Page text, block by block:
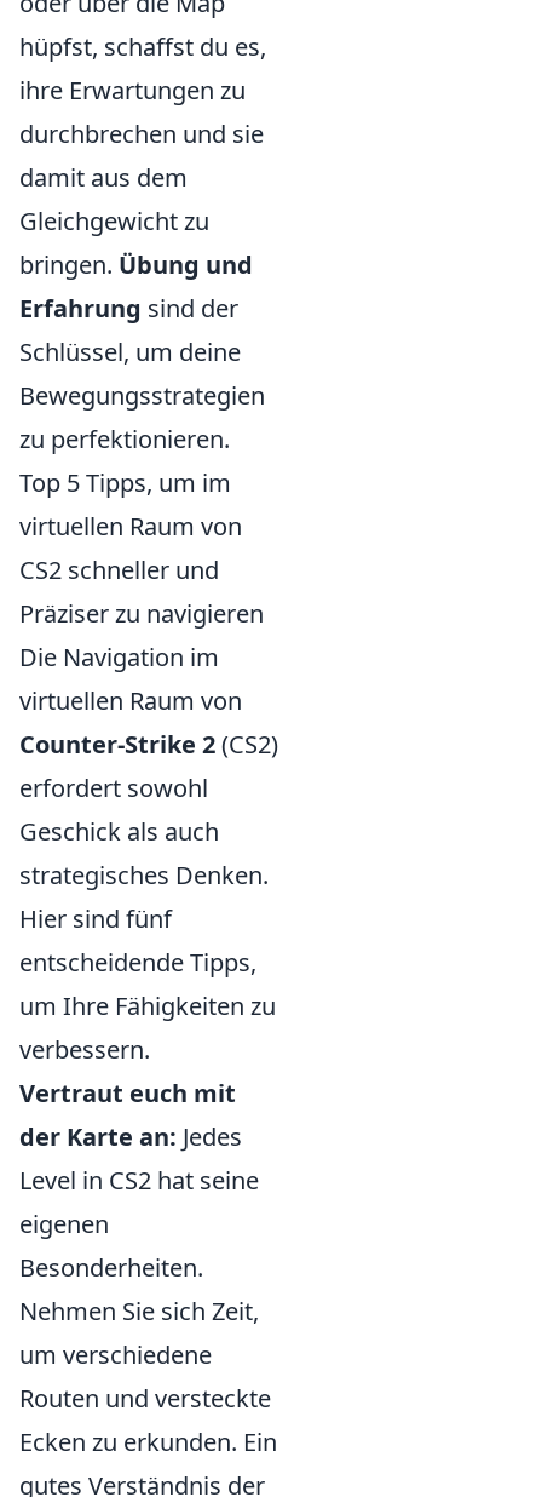
hüpfst, schaffst du es,
ihre Erwartungen zu
durchbrechen und sie
damit aus dem
Gleichgewicht zu
bringen. Übung und
Erfahrung sind der
Schlüssel, um deine
Bewegungsstrategien
zu perfektionieren.
Top 5 Tipps, um im
virtuellen Raum von
CS2 schneller und
Präziser zu navigieren
Die Navigation im
virtuellen Raum von
Counter-Strike 2(CS2)
erfordert sowohl
Geschick als auch
strategisches Denken.
Hier sind fünf
entscheidende Tipps,
um Ihre Fähigkeiten zu
verbessern.
Vertraut euch mit
der Karte an: Jedes
Level in CS2 hat seine
eigenen
Besonderheiten.
Nehmen Sie sich Zeit,
um verschiedene
Routen und versteckte
Ecken zu erkunden. Ein
gutes Verständnis der